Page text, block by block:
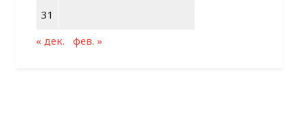
31
« дек.
фев. »